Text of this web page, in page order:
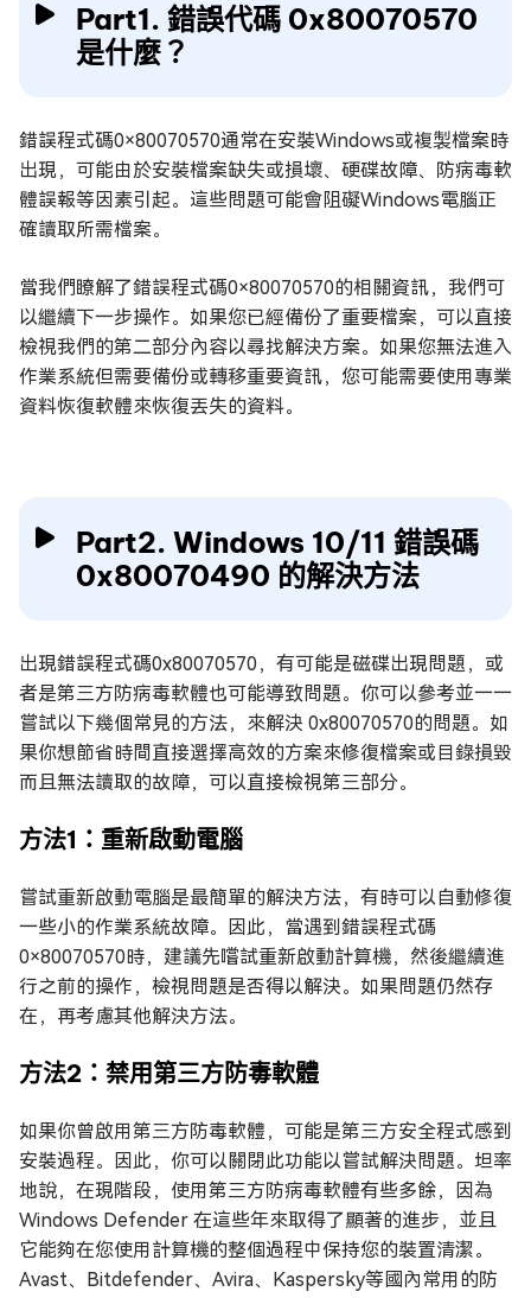
Part1. 錯誤代碼 0x80070570
是什麼？
錯誤程式碼0×80070570通常在安裝Windows或複製檔案時
出現，可能由於安裝檔案缺失或損壞、硬碟故障、防病毒軟
體誤報等因素引起。這些問題可能會阻礙Windows電腦正
確讀取所需檔案。
當我們瞭解了錯誤程式碼0×80070570的相關資訊，我們可
以繼續下一步操作。如果您已經備份了重要檔案，可以直接
檢視我們的第二部分內容以尋找解決方案。如果您無法進入
作業系統但需要備份或轉移重要資訊，您可能需要使用專業
資料恢復軟體來恢復丟失的資料。
Part2. Windows 10/11 錯誤碼
0x80070490 的解決方法
出現錯誤程式碼0x80070570，有可能是磁碟出現問題，或
者是第三方防病毒軟體也可能導致問題。你可以參考並一一
嘗試以下幾個常見的方法，來解決 0x80070570的問題。如
果你想節省時間直接選擇高效的方案來修復檔案或目錄損毀
而且無法讀取的故障，可以直接檢視第三部分。
方法1：重新啟動電腦
嘗試重新啟動電腦是最簡單的解決方法，有時可以自動修復
一些小的作業系統故障。因此，當遇到錯誤程式碼
0×80070570時，建議先嚐試重新啟動計算機，然後繼續進
行之前的操作，檢視問題是否得以解決。如果問題仍然存
在，再考慮其他解決方法。
方法2：禁用第三方防毒軟體
如果你曾啟用第三方防毒軟體，可能是第三方安全程式感到
安裝過程。因此，你可以關閉此功能以嘗試解決問題。坦率
地說，在現階段，使用第三方防病毒軟體有些多餘，因為
Windows Defender 在這些年來取得了顯著的進步，並且
它能夠在您使用計算機的整個過程中保持您的裝置清潔。
Avast、Bitdefender、Avira、Kaspersky等國內常用的防